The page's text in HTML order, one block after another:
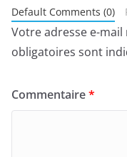
Default Comments (0)
Votre adresse e-mail
obligatoires sont
Commentaire*